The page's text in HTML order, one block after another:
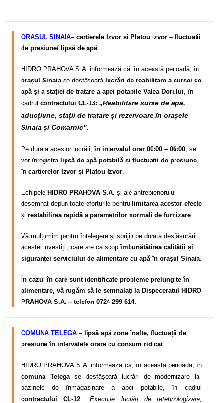
ORAȘUL SINAIA– cartierele Izvor și Platou Izvor – fluctuații
de presiune/ lipsă de apă
HIDRO PRAHOVA S.A. informează că, în această perioadă, în
orașul Sinaiase desfășoară lucrări de reabilitare a sursei de
apă și a stației de tratare a apei potabile Valea Dorului, în
cadrul contractului CL-13: „Reabilitare surse de apă,
aducțiune, stații de tratare și rezervoare în orașele
Sinaia și Comarnic”
Pe durata acestor lucrări,în intervalul orar 00:00 – 06:00, se
vor înregistra lipsă de apă potabilă și fluctuații de presiune,
în cartierelor Izvor și Platou Izvor.
Echipele HIDRO PRAHOVA S.A. și ale antreprenorului
desemnat depun toate eforturile pentru limitarea acestor efecte
și restabilirea rapidă a parametrilor normali de furnizare.
Vă mulțumim pentru înțelegere și sprijin pe durata desfășurării
acestei investiții, care are ca scopîmbunătățirea calității și
siguranței serviciului de alimentare cu apă în orașul Sinaia.
În cazul în care sunt identificate probleme prelungite în
alimentare, vă rugăm să le semnalați la Dispeceratul HIDRO
PRAHOVA S.A. – telefon 0724 299 614.
COMUNA TELEGA – lipsă apă zone înalte, fluctuații de
presiune în intervalele orare cu consum ridicat
HIDRO PRAHOVA S.A. informează că, în această perioadă, în
comuna Telegase desfășoară lucrări de modernizare la
bazinele de înmagazinare a apei potabile, în cadrul
contractului CL-12: „Execuție lucrări de retehnologizare,